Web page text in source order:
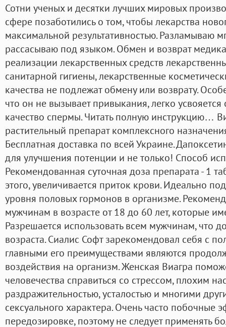
Сотни ученых и десятки лучших мировых
сфере позаботились о том, чтобы лекарства
максимальной результативностью. Разламываю
рассасываю под языком. Обмен и возврат
реализации лекарственных средств
санитарной гигиены, лекарственные
качества не подлежат обмену или возврату.
что он не вызывает привыкания, легко
качество спермы. Читать полную инструкцию…
растительный препарат комплексного
Бесплатная доставка по всей Украине.
для улучшения потенции и не только! Способ
Рекомендованная суточная доза препарата - 1
этого, увеличивается приток крови. Идеально
уровня половых гормонов в организме.
мужчинам в возрасте от 18 до 60 лет, которые
Разрешается использовать всем мужчинам, что
возраста. Сиалис Софт зарекомендовал себя с
главными его преимуществами являются
воздействия на организм. Женская Виагра
человечества справиться со стрессом, плохим
раздражительностью, усталостью и многими
сексуального характера. Очень часто побочные
передозировке, поэтому не следует применять